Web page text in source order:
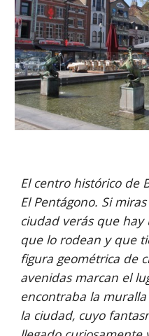
El centro histórico de
El Pentágono. Si
ciudad verás que
que lo rodean y que
figura geométrica de
avenidas marcan el
encontraba la
la ciudad, cuyo